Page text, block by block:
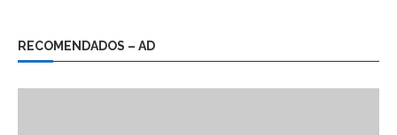
RECOMENDADOS – AD